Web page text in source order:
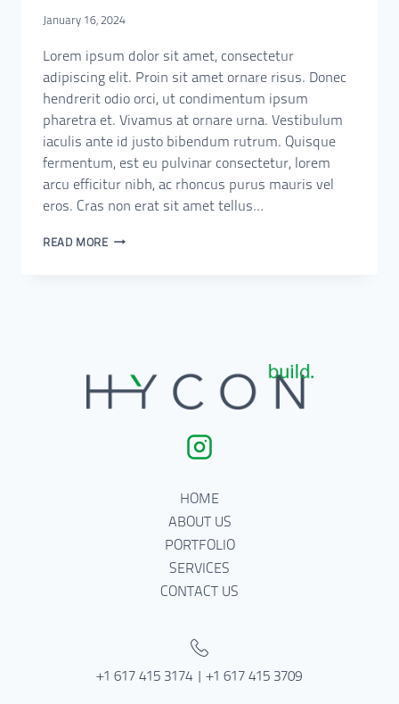
January 16, 2024
Lorem ipsum dolor sit amet, consectetur
adipiscing elit. Proin sit amet ornare risus. Donec
hendrerit odio orci, ut condimentum ipsum
pharetra et. Vivamus at ornare urna. Vestibulum
iaculis ante id justo bibendum rutrum. Quisque
fermentum, est eu pulvinar consectetur, lorem
arcu efficitur nibh, ac rhoncus purus mauris vel
eros. Cras non erat sit amet tellus…
READ MORE
HOME
ABOUT US
PORTFOLIO
SERVICES
CONTACT US
+1 617 415 3174 | +1 617 415 3709